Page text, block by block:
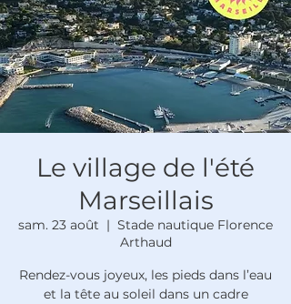
Le village de l'été
Marseillais
sam. 23 août
  |
Stade nautique Florence
Arthaud
Rendez-vous joyeux, les pieds dans l’eau
et la tête au soleil dans un cadre